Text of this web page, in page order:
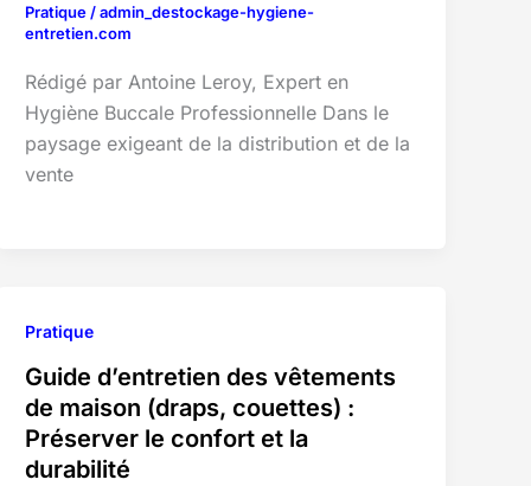
Pratique /admin_destockage-hygiene-
entretien.com
Rédigé par Antoine Leroy, Expert en
Hygiène Buccale Professionnelle Dans le
paysage exigeant de la distribution et de la
vente
Pratique
Guide d’entretien des vêtements
de maison (draps, couettes) :
Préserver le confort et la
durabilité